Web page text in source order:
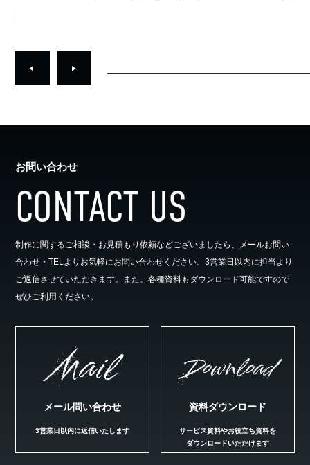
お問い合わせ
CONTACT US
制作に関するご相談・お見積もり依頼などございましたら、メールお問い
合わせ・TELよりお気軽にお問い合わせください。3営業日以内に担当より
ご返信させていただきます。また、各種資料もダウンロード可能ですので
ぜひご利用ください。
Mail
メール問い合わせ
3営業日以内に返信いたします
Download
資料ダウンロード
サービス資料やお役立ち資料を
ダウンロードいただけます